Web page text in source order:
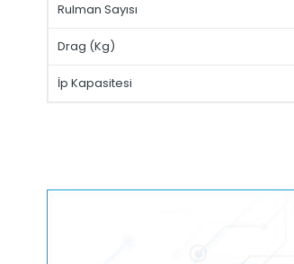
Rulman Sayısı
Drag (Kg)
İp Kapasitesi